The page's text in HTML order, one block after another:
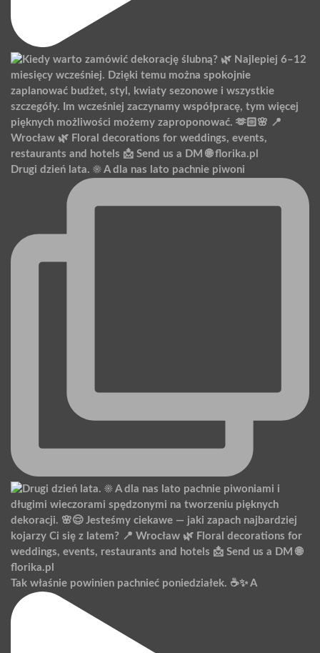
Drugi dzień lata. ☀️ A dla nas lato pachnie piwoni
Tak właśnie powinien pachnieć poniedziałek. ☕️✨ A